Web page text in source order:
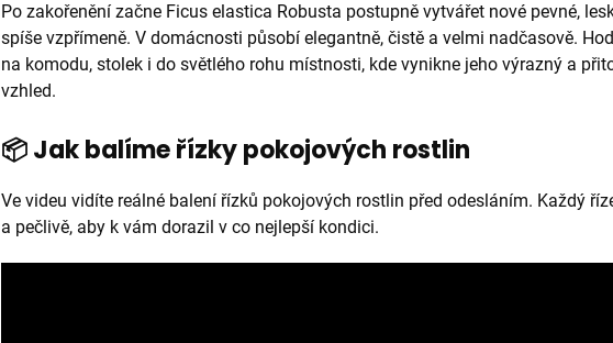
Po zakořenění začne Ficus elastica Robusta postupně vytvářet nové pevné,
spíše vzpřímeně. V domácnosti působí elegantně, čistě a velmi nadčasově.
na komodu, stolek i do světlého rohu místnosti, kde vynikne jeho výrazný a
vzhled.
📦 Jak balíme řízky pokojových rostlin
Ve videu vidíte reálné balení řízků pokojových rostlin před odesláním. Každý
a pečlivě, aby k vám dorazil v co nejlepší kondici.